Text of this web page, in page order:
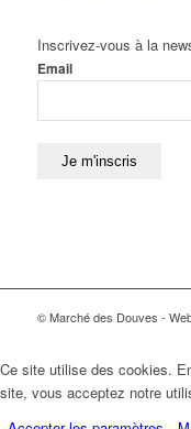
Inscrivez-vous à la
Email
© Marché des Douves -
Ce site utilise des cookies.
site, vous acceptez notre